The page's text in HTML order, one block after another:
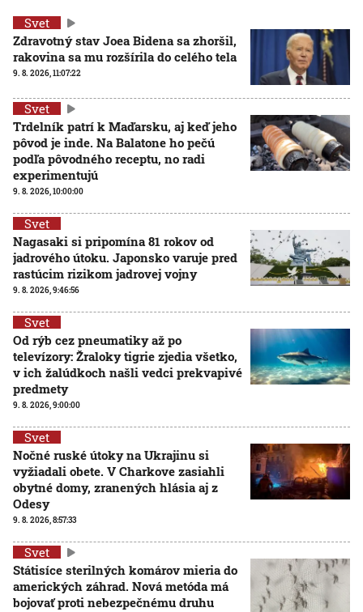
Svet
Zdravotný stav Joea Bidena sa zhoršil,
rakovina sa mu rozšírila do celého tela
9. 8. 2026, 11:07:22
Svet
Trdelník patrí k Maďarsku, aj keď jeho
pôvod je inde. Na Balatone ho pečú
podľa pôvodného receptu, no radi
experimentujú
9. 8. 2026, 10:00:00
Svet
Nagasaki si pripomína 81 rokov od
jadrového útoku. Japonsko varuje pred
rastúcim rizikom jadrovej vojny
9. 8. 2026, 9:46:56
Svet
Od rýb cez pneumatiky až po
televízory: Žraloky tigrie zjedia všetko,
v ich žalúdkoch našli vedci prekvapivé
predmety
9. 8. 2026, 9:00:00
Svet
Nočné ruské útoky na Ukrajinu si
vyžiadali obete. V Charkove zasiahli
obytné domy, zranených hlásia aj z
Odesy
9. 8. 2026, 8:57:33
Svet
Státisíce sterilných komárov mieria do
amerických záhrad. Nová metóda má
bojovať proti nebezpečnému druhu